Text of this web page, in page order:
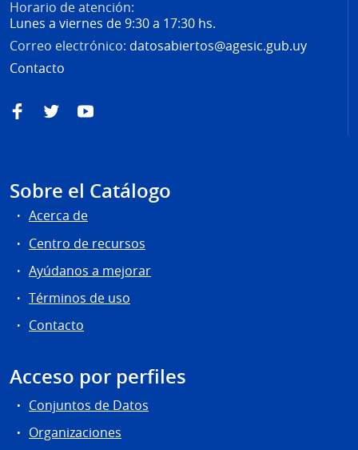
Horario de atención:
Lunes a viernes de 9:30 a 17:30 hs.
Correo electrónico: datosabiertos@agesic.gub.uy
Contacto
FacebookTwitterYouTube
Sobre el Catálogo
Acerca de
Centro de recursos
Ayúdanos a mejorar
Términos de uso
Contacto
Acceso por perfiles
Conjuntos de Datos
Organizaciones